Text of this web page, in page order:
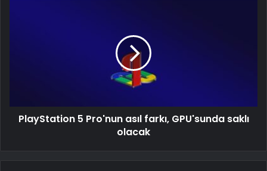
PlayStation 5 Pro'nun asıl farkı, GPU'sunda saklı
olacak